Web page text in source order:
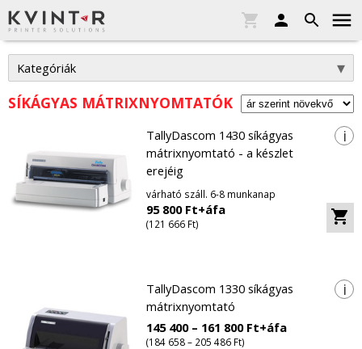
Kategóriák
SÍKÁGYAS MÁTRIXNYOMTATÓK
i
TallyDascom 1430 síkágyas
mátrixnyomtató - a készlet
erejéig
várható száll. 6-8 munkanap
95 800 Ft+áfa
(121 666 Ft)
i
TallyDascom 1330 síkágyas
mátrixnyomtató
145 400 – 161 800 Ft+áfa
(184 658 – 205 486 Ft)